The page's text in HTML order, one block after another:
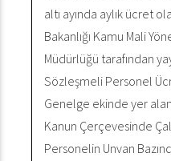
altı ayında aylık ücret
Bakanlığı Kamu Mali
Müdürlüğü tarafından
Sözleşmeli Personel
Genelge ekinde yer
Kanun Çerçevesinde
Personelin Unvan